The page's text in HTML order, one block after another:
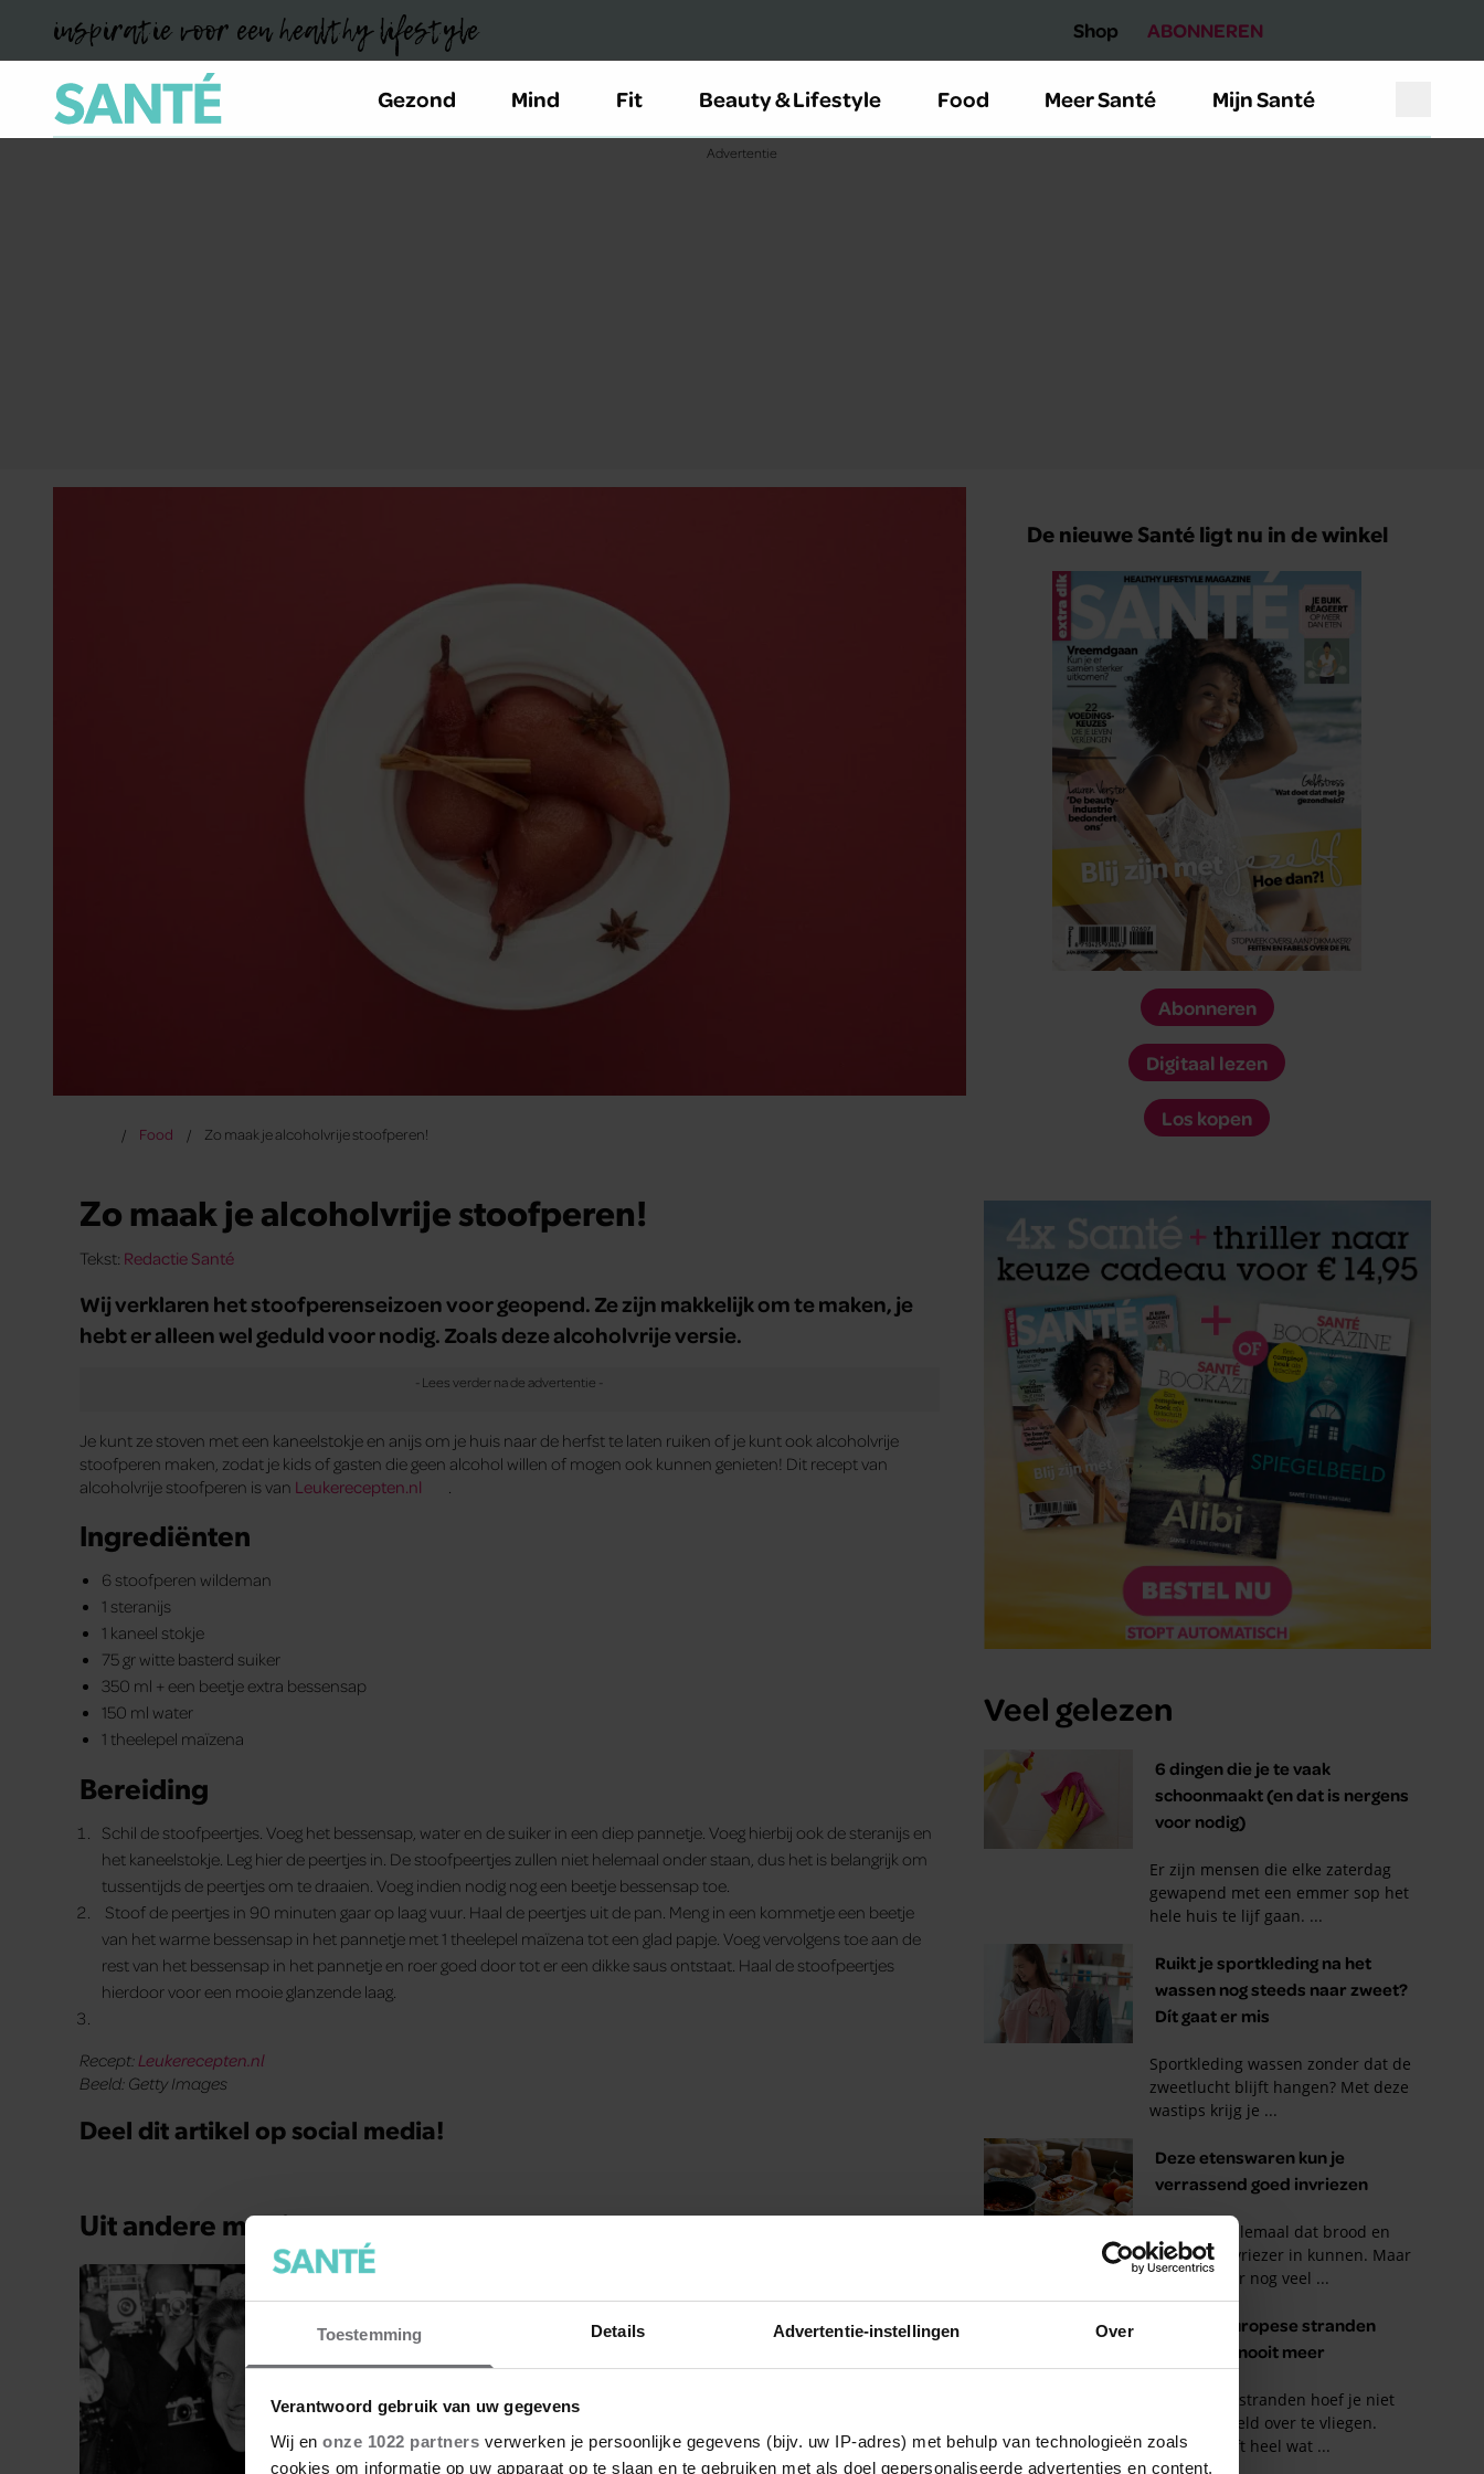
Toestemming Details Advertentie-instellingen Over
Verantwoord gebruik van uw gegevens
Wij en onze 1022 partners verwerken je persoonlijke gegevens (bijv. uw IP-adres) met behulp van technologieën zoals
cookies om informatie op uw apparaat op te slaan en te gebruiken met als doel gepersonaliseerde advertenties en content,
inspiratie voor een healthy lifestyle Shop ABONNEREN
Gezond Mind Fit Beauty & Lifestyle Food Meer Santé Mijn Santé
Food Zo maak je alcoholvrije stoofperen!
Zo maak je alcoholvrije stoofperen!
Tekst: Redactie Santé
Wij verklaren het stoofperenseizoen voor geopend. Ze zijn makkelijk om te maken, je
hebt er alleen wel geduld voor nodig. Zoals deze alcoholvrije versie.
Je kunt ze stoven met een kaneelstokje en anijs om je huis naar de herfst te laten ruiken of je kunt ook alcoholvrije
stoofperen maken, zodat je kids of gasten die geen alcohol willen of mogen ook kunnen genieten! Dit recept van
alcoholvrije stoofperen is van Leukerecepten.nl
Ingrediënten
6 stoofperen wildeman
1 steranijs
1 kaneel stokje
75 gr witte basterd suiker
350 ml + een beetje extra bessensap
150 ml water
1 theelepel maïzena
Bereiding
Schil de stoofpeertjes. Voeg het bessensap, water en de suiker in een diep pannetje. Voeg hierbij ook de steranijs en
het kaneelstokje. Leg hier de peertjes in. De stoofpeertjes zullen niet helemaal onder staan, dus het is belangrijk om
tussentijds de peertjes om te draaien. Voeg indien nodig nog een beetje bessensap toe.
Stoof de peertjes in 90 minuten gaar op laag vuur. Haal de peertjes uit de pan. Meng in een kommetje een beetje
van het warme bessensap in het pannetje met 1 theelepel maïzena tot een glad papje. Voeg vervolgens toe aan de
rest van het bessensap in het pannetje en roer goed door tot er een dikke saus ontstaat. Haal de stoofpeertjes
hierdoor voor een mooie glanzende laag.
Recept: Leukerecepten.nl
Beeld: Getty Images
Deel dit artikel op social media!
Uit andere media
De nieuwe Santé ligt nu in de winkel
Abonneren
Digitaal lezen
Los kopen